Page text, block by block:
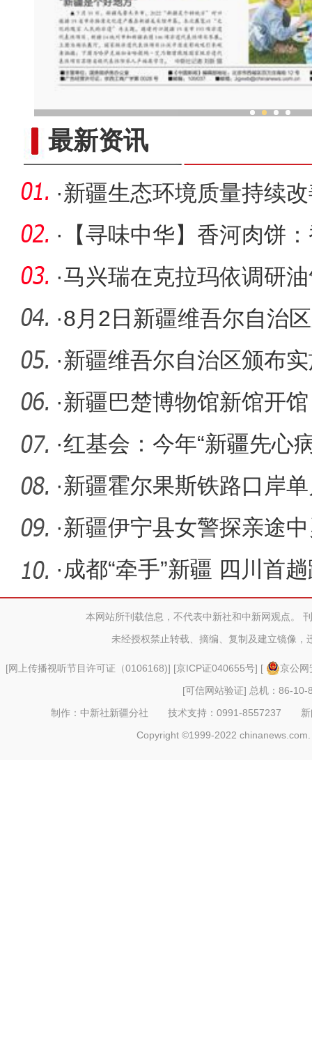
最新资讯
·新疆生态环境质量持续
达到历史
·
【寻味中华】香河肉饼
下珍
·马兴瑞在克拉玛依调研
牢记嘱托
·8月2日新疆维吾尔自治
疫情最新
·新疆维吾尔自治区颁布
空和电磁
·新疆巴楚博物馆新馆开
丝路繁荣
·红基会：今年“新疆先心
动”共筛
·新疆霍尔果斯铁路口岸
吨
·新疆伊宁县女警探亲途
·成都“牵手”新疆 四川首
达双流
本网站所刊载信息，不代表中新社和中新网观点。
未经授权禁止转载、摘编、复制及建立镜像，
[网上传播视听节目许可证（0106168)] [京ICP证040655号] [
京公
[可信网站验证] 总机：86-10-
制作：中新社新疆分社 技术支持：0991-8557237
Copyright ©1999-2022